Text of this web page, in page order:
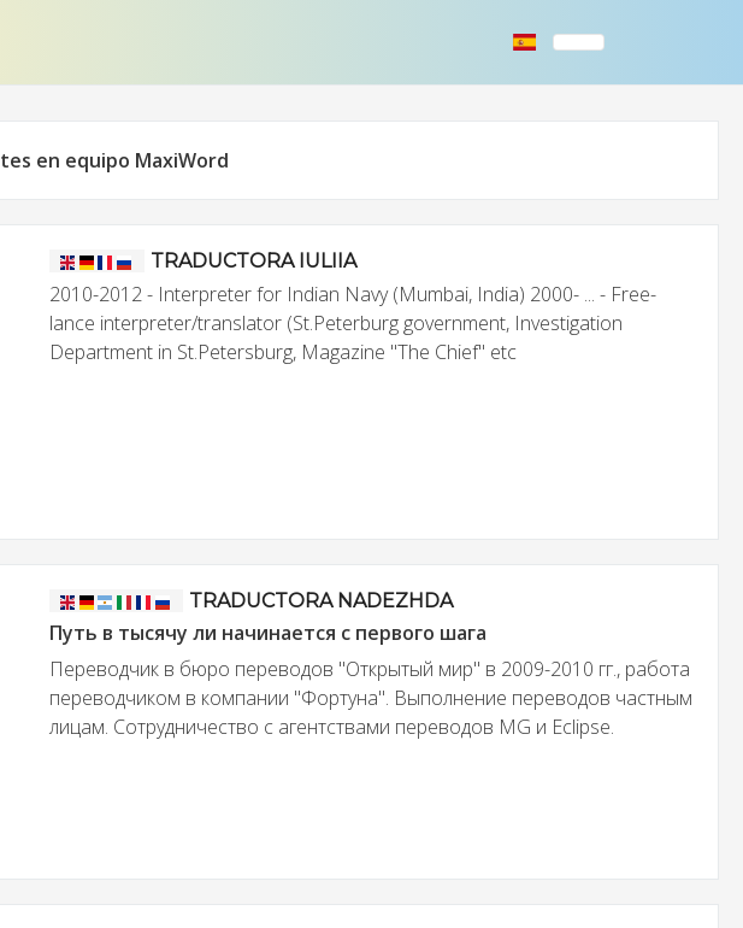
en equipo MaxiWord
TRADUCTORA IULIIA
2010-2012 - Interpreter for Indian Navy (Mumbai, India) 2000- ... - Free-
lance interpreter/translator (St.Peterburg government, Investigation
Department in St.Petersburg, Magazine "The Chief" etc
TRADUCTORA NADEZHDA
Путь в тысячу ли начинается с первого шага
Переводчик в бюро переводов "Открытый мир" в 2009-2010 гг., работа
переводчиком в компании "Фортуна". Выполнение переводов частным
лицам. Сотрудничество с агентствами переводов MG и Eclipse.